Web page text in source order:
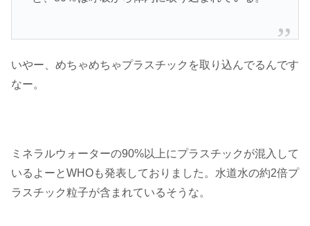
いやー、めちゃめちゃプラスチックを取り込んでるんです
なー。
ミネラルウォーターの90%以上にプラスチックが混入して
いるよーとWHOも発表しておりました。水道水の約2倍プ
ラスチック粒子が含まれているそうな。